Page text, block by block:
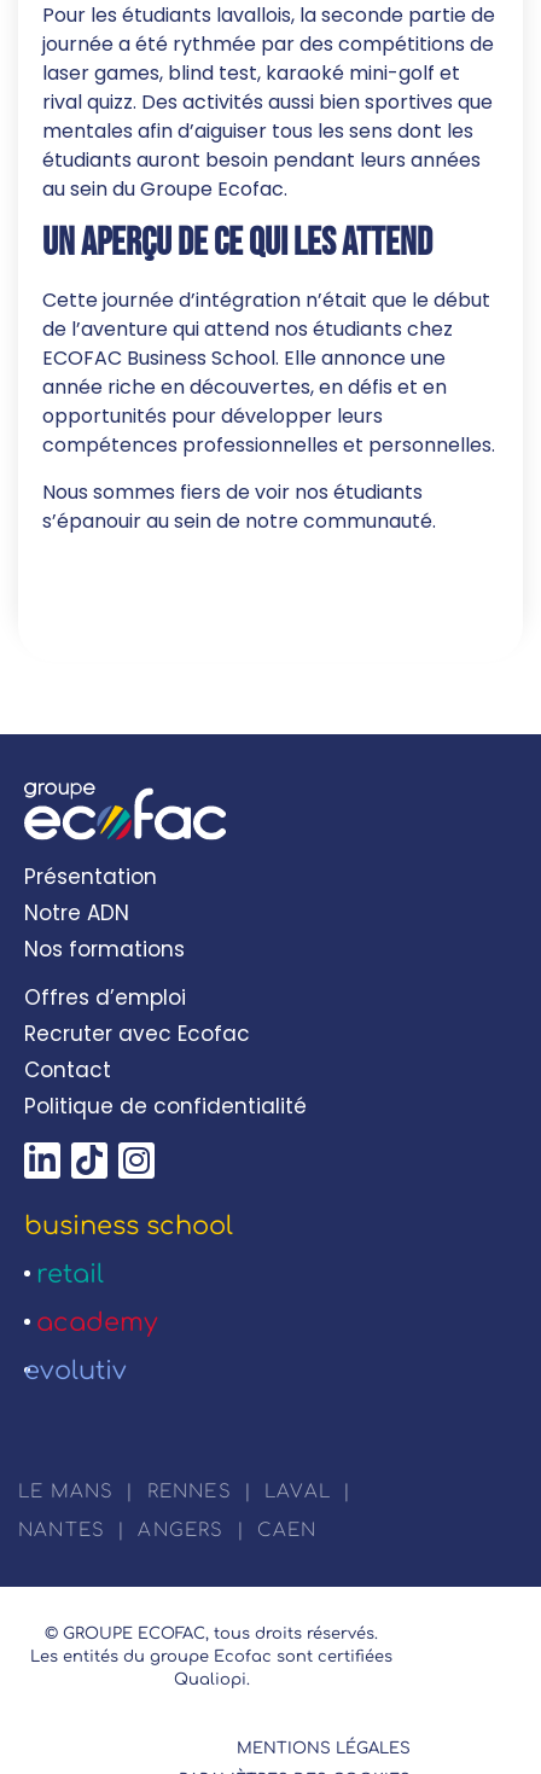
Pour les étudiants lavallois, la seconde partie de
journée a été rythmée par des compétitions de
laser games, blind test, karaoké mini-golf et
rival quizz. Des activités aussi bien sportives que
mentales afin d’aiguiser tous les sens dont les
étudiants auront besoin pendant leurs années
au sein du Groupe Ecofac.
Un aperçu de ce qui les attend
Cette journée d’intégration n’était que le début
de l’aventure qui attend nos étudiants chez
ECOFAC Business School. Elle annonce une
année riche en découvertes, en défis et en
opportunités pour développer leurs
compétences professionnelles et personnelles.
Nous sommes fiers de voir nos étudiants
s’épanouir au sein de notre communauté.
Présentation
Notre ADN
Nos formations
Offres d’emploi
Recruter avec Ecofac
Contact
Politique de confidentialité
business school
retail
academy
evolutiv
LE MANS RENNES LAVAL
NANTES
ANGERS CAEN
© GROUPE ECOFAC, tous droits réservés.
Les entités du groupe Ecofac sont certifiées
Qualiopi.
MENTIONS LÉGALES